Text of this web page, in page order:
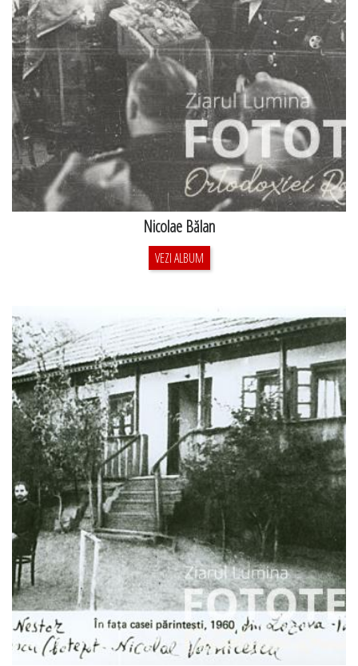
Nicolae Bălan
VEZI ALBUM